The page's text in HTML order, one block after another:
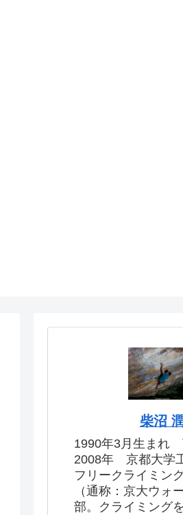
柴沼 潤
1990年3月生まれ
2008年 京都大学
フリークライミン
（通称：京大ウォ
部。クライミング